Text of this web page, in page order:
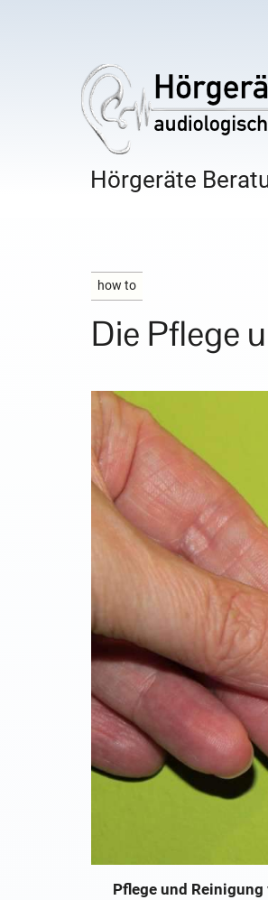
Hörgeräte
how to
Die Pflege
Pflege und